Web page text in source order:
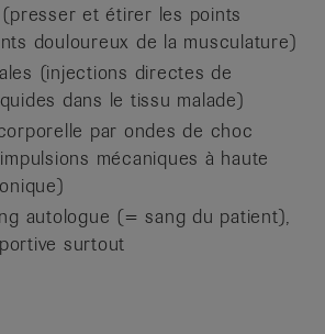
et étirer les points
douloureux de la musculature)
(injections directes de
dans le tissu malade)
par ondes de choc
mécaniques à haute
autologue (= sang du patient),
surtout